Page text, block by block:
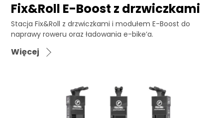
Fix&Roll E-Boost z drzwiczkami
Stacja Fix&Roll z drzwiczkami i modułem E-Boost do
naprawy roweru oraz ładowania e-bike’a.
Więcej